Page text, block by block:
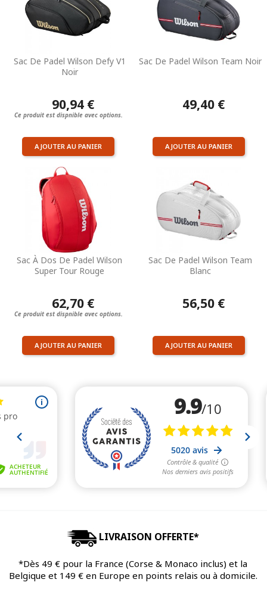
Sac De Padel Wilson Defy V1
Noir
90,94 €
Ce produit est dispnible avec options.
AJOUTER AU PANIER
Sac De Padel Wilson Team Noir
49,40 €
AJOUTER AU PANIER
Sac À Dos De Padel Wilson
Super Tour Rouge
62,70 €
Ce produit est dispnible avec options.
AJOUTER AU PANIER
Sac De Padel Wilson Team
Blanc
56,50 €
AJOUTER AU PANIER
LIVRAISON OFFERTE*
*Dès 49 € pour la France (Corse & Monaco inclus) et la
Belgique et 149 € en Europe en points relais ou à domicile.